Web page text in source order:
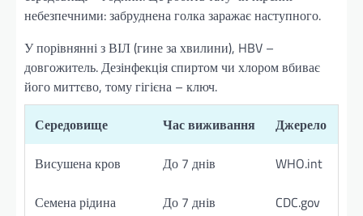
небезпечними: забруднена голка заражає наступного.
У порівнянні з ВІЛ (гине за хвилини), HBV –
довгожитель. Дезінфекція спиртом чи хлором вбиває
його миттєво, тому гігієна – ключ.
Середовище
Час виживання
Джерело
Висушена кров
До 7 днів
WHO.int
Семена рідина
До 7 днів
CDC.gov